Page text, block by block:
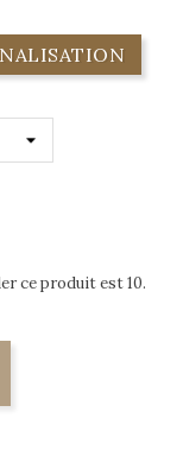
ce produit est 10.